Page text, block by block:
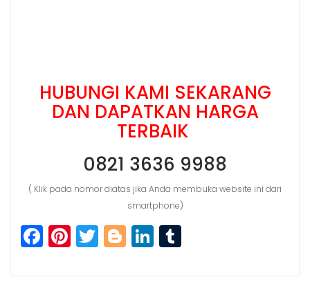
HUBUNGI KAMI SEKARANG
DAN DAPATKAN HARGA
TERBAIK
0821 3636 9988
( Klik pada nomor diatas jika Anda membuka website ini dari
smartphone)
F
a
Pi
n
T
w
Bl
o
Li
n